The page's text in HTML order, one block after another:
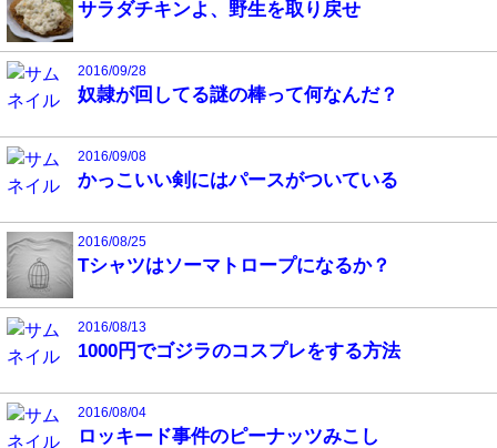
サラダチキンよ、野生を取り戻せ
2016/09/28
奴隷が回してる謎の棒って何なんだ？
2016/09/08
かっこいい剣にはパースがついている
2016/08/25
Tシャツはソーマトロープになるか？
2016/08/13
1000円でゴジラのコスプレをする方法
2016/08/04
ロッキード事件のピーナッツみこし